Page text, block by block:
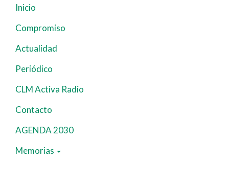
Navegación
principal
Inicio
Compromiso
Actualidad
Periódico
CLM Activa Radio
Contacto
AGENDA 2030
Memorias